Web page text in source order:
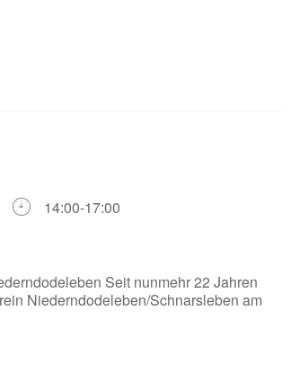
14:00-17:00
Seit nunmehr 22 Jahren
Niederndodeleben/Schnarsleben am